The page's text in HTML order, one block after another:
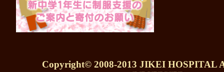
Copyright© 2008-2013 JIKEI HOSPITAL